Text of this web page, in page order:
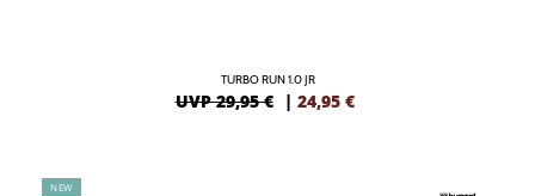
TURBO RUN 1.0 JR
UVP 29,95 € | 24,95 €
NEW